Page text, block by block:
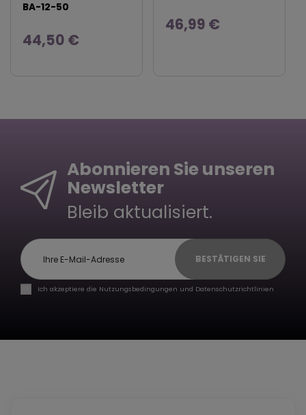
BA-12-50
44,50 €
46,99 €
Abonnieren Sie unseren
Newsletter
Bleib aktualisiert.
BESTÄTIGEN SIE
Ich akzeptiere die Nutzungsbedingungen und Datenschutzrichtlinien